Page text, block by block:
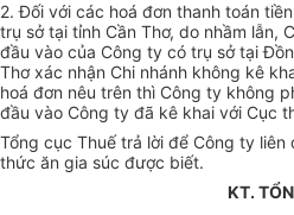
2. Đối với các hoá đơn thanh toán
trụ sở tại tỉnh Cần Thơ, do nhầm lẫn,
đầu vào của Công ty có trụ sở tại
Thơ xác nhận Chi nhánh không kê
hoá đơn nêu trên thì Công ty không
đầu vào Công ty đã kê khai với Cục
Tổng cục Thuế trả lời để Công ty liên
thức ăn gia súc được biết.
KT.